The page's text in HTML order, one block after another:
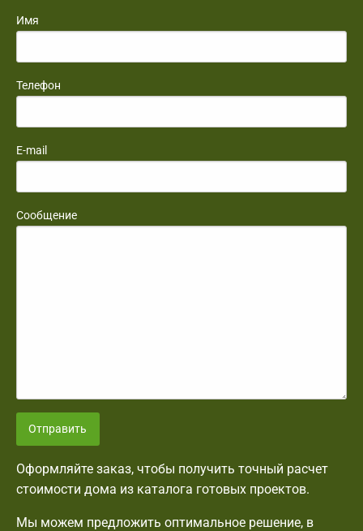
Имя
Телефон
E-mail
Сообщение
Отправить
Оформляйте заказ, чтобы получить точный расчет
стоимости дома из каталога готовых проектов.
Мы можем предложить оптимальное решение, в